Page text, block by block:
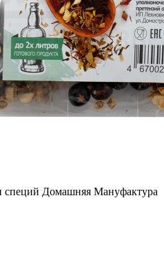
специй Домашняя Мануфактура